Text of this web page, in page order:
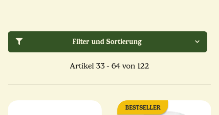
Filter und Sortierung
Artikel 33 - 64 von 122
BESTSELLER